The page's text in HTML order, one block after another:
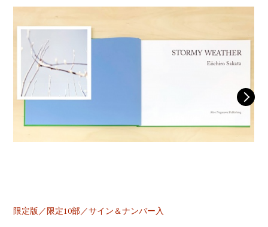
限定版／限定10部／サイン＆ナンバー入
ABOUT US
PRIVACY POLICY
INSTAGRAM
GALLERY
PUBLISHING
TWITTER